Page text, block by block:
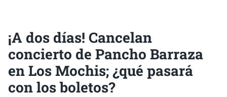
¡A dos días! Cancelan
concierto de Pancho Barraza
en Los Mochis; ¿qué pasará
con los boletos?